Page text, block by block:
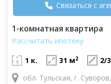
Связаться с
1-комнатная квартира
Рассчитать ипотеку
1 к. 31 м2
2/
обл. Тульская, г.